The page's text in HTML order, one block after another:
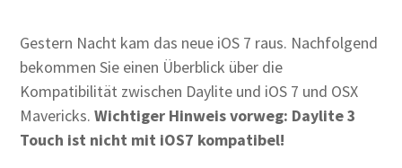
Gestern Nacht kam das neue iOS 7 raus. Nachfolgend
bekommen Sie einen Überblick über die
Kompatibilität zwischen Daylite und iOS 7 und OSX
Mavericks.Wichtiger Hinweis vorweg: Daylite 3
Touch ist nicht mit iOS7 kompatibel!